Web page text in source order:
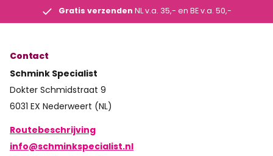
Gratis verzenden NL v.a. 35,- en BE v.a. 50,-
Contact
Schmink Specialist
Dokter Schmidstraat 9
6031 EX Nederweert (NL)
Routebeschrijving
info@schminkspecialist.nl